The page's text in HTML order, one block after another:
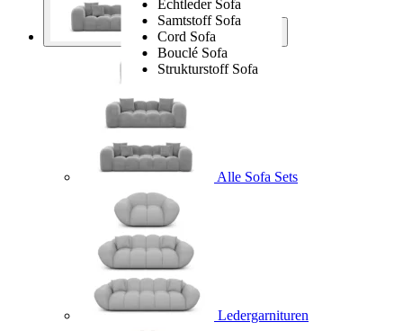
Echtleder Sofa
Samtstoff Sofa
Cord Sofa
Bouclé Sofa
Strukturstoff Sofa
Sofa Sets
Alle Sofa Sets
Ledergarnituren